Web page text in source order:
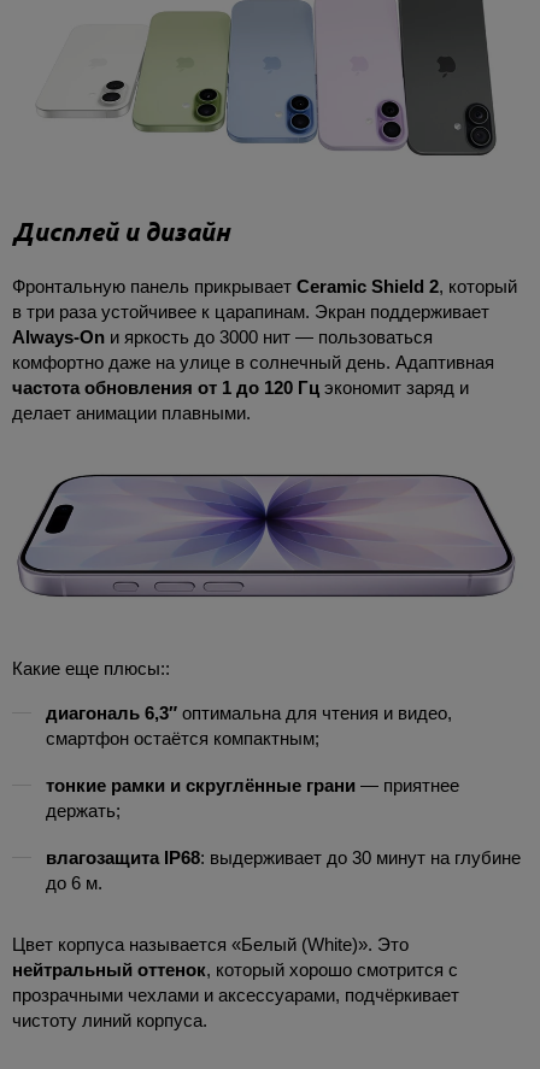
Дисплей и дизайн
Фронтальную панель прикрывает Ceramic Shield 2, который
в три раза устойчивее к царапинам. Экран поддерживает
Always-On и яркость до 3000 нит — пользоваться
комфортно даже на улице в солнечный день. Адаптивная
частота обновления от 1 до 120 Гц экономит заряд и
делает анимации плавными.
Какие еще плюсы::
диагональ 6,3″ оптимальна для чтения и видео,
смартфон остаётся компактным;
тонкие рамки и скруглённые грани — приятнее
держать;
влагозащита IP68: выдерживает до 30 минут на глубине
до 6 м.
Цвет корпуса называется «Белый (White)». Это
нейтральный оттенок, который хорошо смотрится с
прозрачными чехлами и аксессуарами, подчёркивает
чистоту линий корпуса.